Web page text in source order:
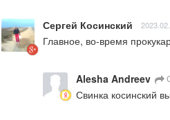
Сергей Косинский
Главное, во-время
Alesha Andreev
Свинка косинский